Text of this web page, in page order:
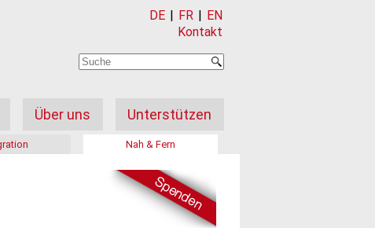
DE | FR | EN
Kontakt
Über uns Unterstützen
Nah & Fern